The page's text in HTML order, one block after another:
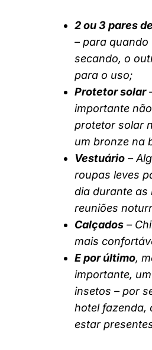
2 ou 3 pares
– para quando
secando, o
para o uso;
Protetor solar
importante
protetor solar
um bronze na
Vestuário –
roupas leves
dia durante as
reuniões
Calçados –
mais
E por último,
importante,
insetos – por
hotel fazenda,
estar